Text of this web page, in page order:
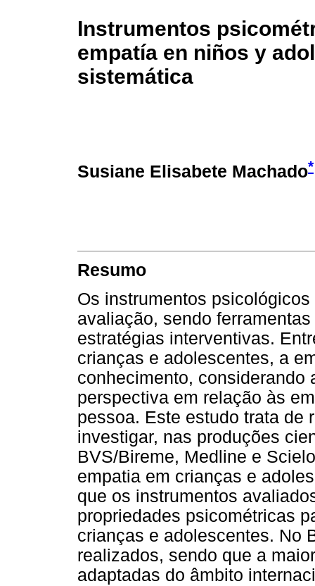
Instrumentos
empatía en niños y
sistemática
Susiane Elisabete Machado*
Resumo
Os instrumentos
avaliação, sendo
estratégias interventivas.
crianças e adolescentes, a
conhecimento, considerando
perspectiva em relação às
pessoa. Este estudo trata de
investigar, nas produções
BVS/Bireme, Medline e
empatia em crianças e
que os instrumentos
propriedades psicométricas
crianças e adolescentes. No
realizados, sendo que a
adaptadas do âmbito